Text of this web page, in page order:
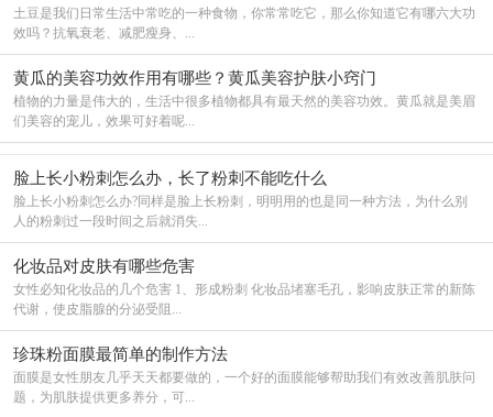
土豆是我们日常生活中常吃的一种食物，你常常吃它，那么你知道它有哪六大功
效吗？抗氧衰老、减肥瘦身、...
黄瓜的美容功效作用有哪些？黄瓜美容护肤小窍门
植物的力量是伟大的，生活中很多植物都具有最天然的美容功效。黄瓜就是美眉
们美容的宠儿，效果可好着呢...
脸上长小粉刺怎么办，长了粉刺不能吃什么
脸上长小粉刺怎么办?同样是脸上长粉刺，明明用的也是同一种方法，为什么别
人的粉刺过一段时间之后就消失...
化妆品对皮肤有哪些危害
女性必知化妆品的几个危害 1、形成粉刺 化妆品堵塞毛孔，影响皮肤正常的新陈
代谢，使皮脂腺的分泌受阻...
珍珠粉面膜最简单的制作方法
面膜是女性朋友几乎天天都要做的，一个好的面膜能够帮助我们有效改善肌肤问
题，为肌肤提供更多养分，可...